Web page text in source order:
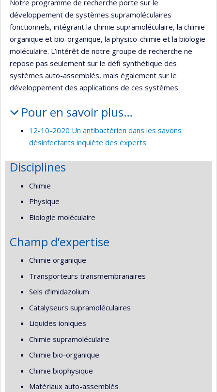
Notre programme de recherche porte sur le
développement de systèmes supramoléculaires
fonctionnels, intégrant la chimie supramoléculaire, la chimie
organique et bio-organique, la physico-chimie et la biologie
moléculaire. L’intérêt de notre groupe de recherche ne
repose pas seulement sur le défi synthétique des
systèmes auto-assemblés, mais également sur le
développement des applications de ces systèmes.
Pour en savoir plus…
12-10-2020 Un antibactérien dans les savons
désinfectants inquiète des experts
Disciplines
Chimie
Physique
Biologie moléculaire
Champ d’expertise
Chimie organique
Transporteurs transmembranaires
Sels d'imidazolium
Catalyseurs supramoléculaires
Liquides ioniques
Chimie supramoléculaire
Chimie bio-organique
Chimie biophysique
Matériaux auto-assemblés